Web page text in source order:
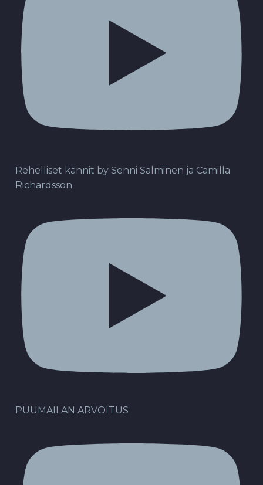
Rehelliset kännit by Senni Salminen ja Camilla
Richardsson
PUUMAILAN ARVOITUS